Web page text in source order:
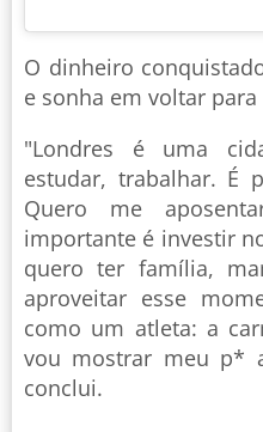
O dinheiro
e sonha em voltar
"Londres é uma
estudar, trabalhar. É
Quero me
importante é investir
quero ter família,
aproveitar esse
como um atleta: a
vou mostrar meu p*
conclui.